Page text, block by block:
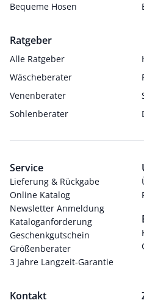
Bequeme Hosen
Ratgeber
Alle Ratgeber
Wäscheberater
Venenberater
Sohlenberater
Service
Lieferung & Rückgabe
Online Katalog
Newsletter Anmeldung
Kataloganforderung
Geschenkgutschein
Größenberater
3 Jahre Langzeit-Garantie
Kontakt